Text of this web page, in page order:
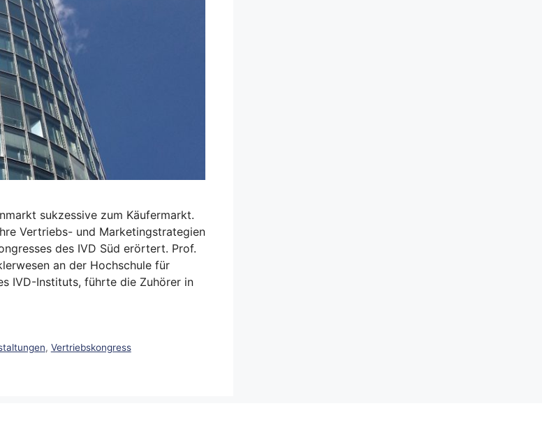
sukzessive zum Käufermarkt.
Vertriebs- und Marketingstrategien
des IVD Süd erörtert. Prof.
an der Hochschule für
IVD-Instituts, führte die Zuhörer in
, Vertriebskongress